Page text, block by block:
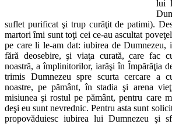
lui
suflet purificat şi trup curăţit de patimi).
martori îmi sunt toţi cei ce-au ascultat
pe care li le-am dat: iubirea de Dumnezeu,
fără deosebire, şi viaţa curată, care fac
noastră, a împlinitorilor, iarăşi în Împărăţia
trimis Dumnezeu spre scurta cercare a
noastre, pe pământ, în stadia şi arena
misiunea şi rostul pe pământ, pentru care
deşi eu sunt nevrednic. Pentru asta sunt
propovăduiesc iubirea lui Dumnezeu şi